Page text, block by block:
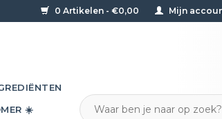
0 Artikelen - €0,00 Mijn
☀️